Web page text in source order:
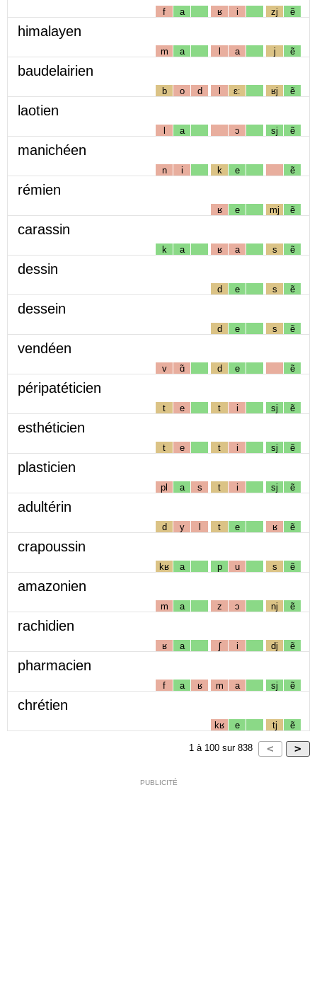
f a ʁ i zj ẽ
himalayen
m a l a j ẽ
baudelairien
b o d l ɛː ʁj ẽ
laotien
l a ɔ sj ẽ
manichéen
n i k e ẽ
rémien
ʁ e mj ẽ
carassin
k a ʁ a s ẽ
dessin
d e s ẽ
dessein
d e s ẽ
vendéen
v ɑ̃ d e ẽ
péripatéticien
t e t i sj ẽ
esthéticien
t e t i sj ẽ
plasticien
pl a s t i sj ẽ
adultérin
d y l t e ʁ ẽ
crapoussin
kʁ a p u s ẽ
amazonien
m a z ɔ nj ẽ
rachidien
ʁ a ʃ i dj ẽ
pharmacien
f a ʁ m a sj ẽ
chrétien
kʁ e tj ẽ
1 à 100 sur 838
PUBLICITÉ